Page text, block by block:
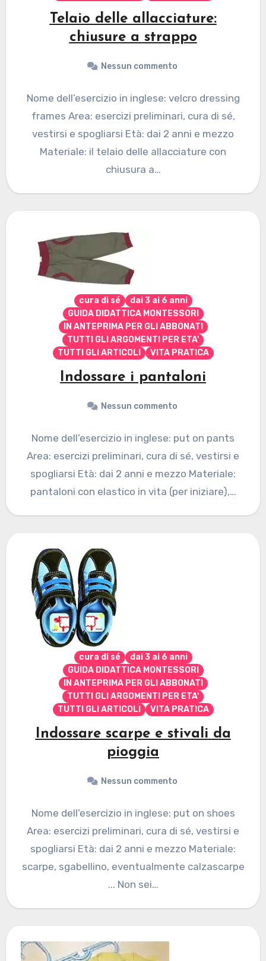
Telaio delle allacciature:
chiusure a strappo
Nessun commento
Nome dell’esercizio in inglese: velcro dressing
frames Area: esercizi preliminari, cura di sé,
vestirsi e spogliarsi Età: dai 2 anni e mezzo
Materiale: il telaio delle allacciature con
chiusura a…
cura di sé
dai 3 ai 6 anni
GUIDA DIDATTICA MONTESSORI
IN ANTEPRIMA PER GLI ABBONATI
TUTTI GLI ARGOMENTI PER ETA'
TUTTI GLI ARTICOLI
VITA PRATICA
Indossare i pantaloni
Nessun commento
Nome dell’esercizio in inglese: put on pants
Area: esercizi preliminari, cura di sé, vestirsi e
spogliarsi Età: dai 2 anni e mezzo Materiale:
pantaloni con elastico in vita (per iniziare),…
cura di sé
dai 3 ai 6 anni
GUIDA DIDATTICA MONTESSORI
IN ANTEPRIMA PER GLI ABBONATI
TUTTI GLI ARGOMENTI PER ETA'
TUTTI GLI ARTICOLI
VITA PRATICA
Indossare scarpe e stivali da
pioggia
Nessun commento
Nome dell’esercizio in inglese: put on shoes
Area: esercizi preliminari, cura di sé, vestirsi e
spogliarsi Età: dai 2 anni e mezzo Materiale:
scarpe, sgabellino, eventualmente calzascarpe
... Non sei…